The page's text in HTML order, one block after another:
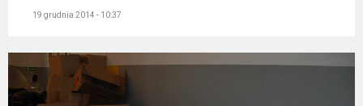
19 grudnia 2014 - 10:37